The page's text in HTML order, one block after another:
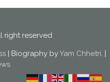
right reserved
| Biography byYam Chhetri |